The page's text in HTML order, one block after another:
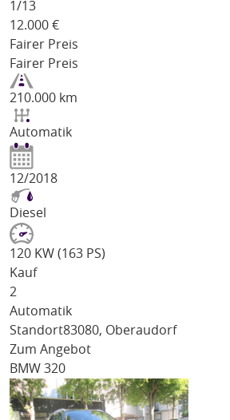
1/13
12.000 €
Fairer Preis
Fairer Preis
210.000 km
Automatik
12/2018
Diesel
120 KW (163 PS)
Kauf
2
Automatik
Standort83080, Oberaudorf
Zum Angebot
BMW 320